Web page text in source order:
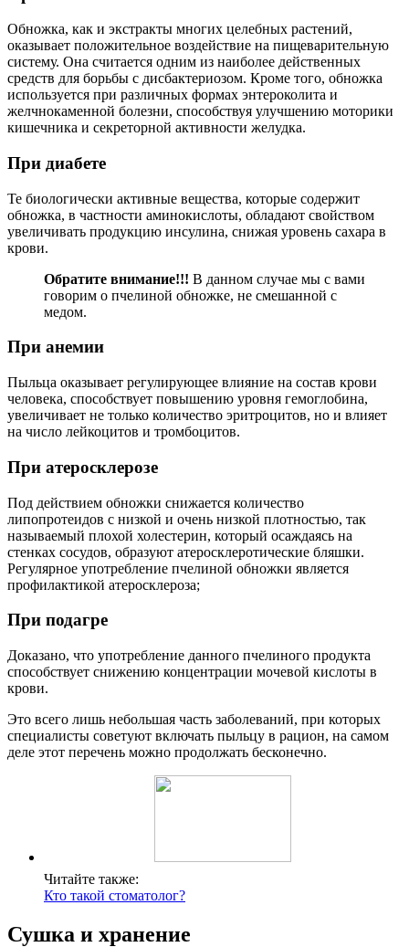
Обножка, как и экстракты многих целебных растений,
оказывает положительное воздействие на пищеварительную
систему. Она считается одним из наиболее действенных
средств для борьбы с дисбактериозом. Кроме того, обножка
используется при различных формах энтероколита и
желчнокаменной болезни, способствуя улучшению моторики
кишечника и секреторной активности желудка.
При диабете
Те биологически активные вещества, которые содержит
обножка, в частности аминокислоты, обладают свойством
увеличивать продукцию инсулина, снижая уровень сахара в
крови.
Обратите внимание!!! В данном случае мы с вами
говорим о пчелиной обножке, не смешанной с
медом.
При анемии
Пыльца оказывает регулирующее влияние на состав крови
человека, способствует повышению уровня гемоглобина,
увеличивает не только количество эритроцитов, но и влияет
на число лейкоцитов и тромбоцитов.
При атеросклерозе
Под действием обножки снижается количество
липопротеидов с низкой и очень низкой плотностью, так
называемый плохой холестерин, который осаждаясь на
стенках сосудов, образуют атеросклеротические бляшки.
Регулярное употребление пчелиной обножки является
профилактикой атеросклероза;
При подагре
Доказано, что употребление данного пчелиного продукта
способствует снижению концентрации мочевой кислоты в
крови.
Это всего лишь небольшая часть заболеваний, при которых
специалисты советуют включать пыльцу в рацион, на самом
деле этот перечень можно продолжать бесконечно.
Читайте также:
Кто такой стоматолог?
Сушка и хранение